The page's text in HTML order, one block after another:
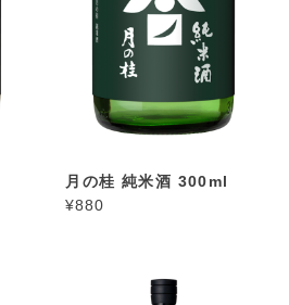
月の桂 純米酒 300ml
¥880